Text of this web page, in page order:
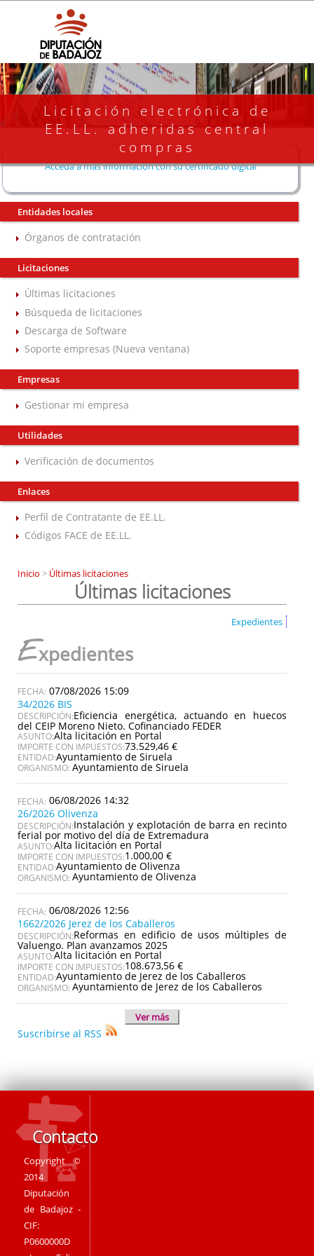
Licitación electrónica de
EE.LL. adheridas central
compras
Acceda a más información con su certificado digital
Entidades locales
Órganos de contratación
Licitaciones
Últimas licitaciones
Búsqueda de licitaciones
Descarga de Software
Soporte empresas (Nueva ventana)
Empresas
Gestionar mi empresa
Utilidades
Verificación de documentos
Enlaces
Perfil de Contratante de EE.LL.
Códigos FACE de EE.LL.
Inicio > Últimas licitaciones
Últimas licitaciones
Expedientes
Expedientes
07/08/2026 15:09
34/2026 BIS
DESCRIPCIÓN:Eficiencia energética, actuando en huecos
del CEIP Moreno Nieto. Cofinanciado FEDER
ASUNTO:Alta licitación en Portal
IMPORTE CON IMPUESTOS:73.529,46 €
ENTIDAD:Ayuntamiento de Siruela
ORGANISMO: Ayuntamiento de Siruela
06/08/2026 14:32
26/2026 Olivenza
DESCRIPCIÓN:Instalación y explotación de barra en recinto
ferial por motivo del día de Extremadura
ASUNTO:Alta licitación en Portal
IMPORTE CON IMPUESTOS:1.000,00 €
ENTIDAD:Ayuntamiento de Olivenza
ORGANISMO: Ayuntamiento de Olivenza
06/08/2026 12:56
1662/2026 Jerez de los Caballeros
DESCRIPCIÓN:Reformas en edificio de usos múltiples de
Valuengo. Plan avanzamos 2025
ASUNTO:Alta licitación en Portal
IMPORTE CON IMPUESTOS:108.673,56 €
ENTIDAD:Ayuntamiento de Jerez de los Caballeros
ORGANISMO: Ayuntamiento de Jerez de los Caballeros
Ver más
Suscribirse al RSS
Contacto
Copyright ©
2014
Diputación
de Badajoz -
CIF:
P0600000D